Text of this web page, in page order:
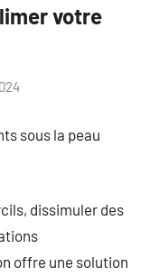
votre
sous la peau
dissimuler des
offre une solution